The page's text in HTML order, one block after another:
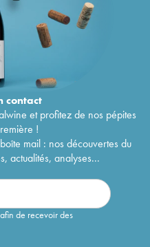
contact
et profitez de nos pépites
!
mail : nos découvertes du
actualités, analyses...
de recevoir des